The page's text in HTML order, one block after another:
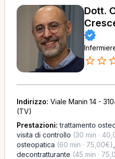
Dott.
Indirizzo: Viale Manin 14 -
(TV)
Prestazioni:trattamento
visita di controllo (30 min ·
osteopatica (60 min · 75,00€)
decontratturante (45 min ·